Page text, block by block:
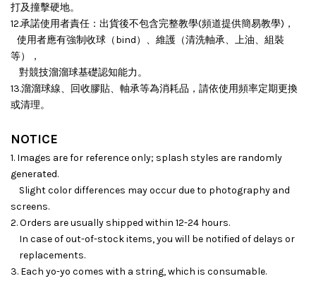
打及撞擊硬地。
12.承諾使用者責任：出貨後不包含完整教學(頻道提供簡易教學)，
使用者應有強制收球（bind）、維護（清洗軸承、上油、組裝
等），
對競技溜溜球基礎認知能力。
13.溜溜球線、回收膠貼、軸承等為消耗品，請依使用頻率定期更換
或清理。
NOTICE
1. Images are for reference only; splash styles are randomly
generated.
Slight color differences may occur due to photography and
screens.
2. Orders are usually shipped within 12-24 hours.
In case of out-of-stock items, you will be notified of delays or
replacements.
3. Each yo-yo comes with a string, which is consumable.